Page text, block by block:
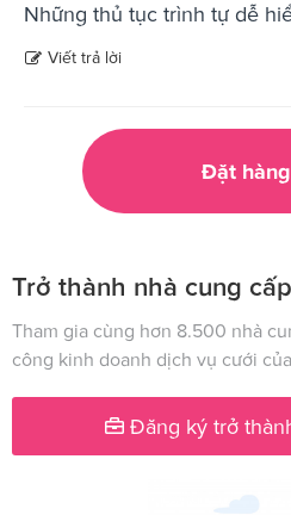
Những thủ tục trình tự dễ
Viết trả lời
Đặt
Trở thành nhà cung
Tham gia cùng hơn 8.500 nhà
công kinh doanh dịch vụ cưới
Đăng ký trở